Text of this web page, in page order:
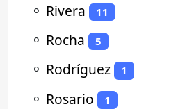
⚬ Rivera 11
⚬ Rocha 5
⚬ Rodríguez 1
⚬ Rosario 1